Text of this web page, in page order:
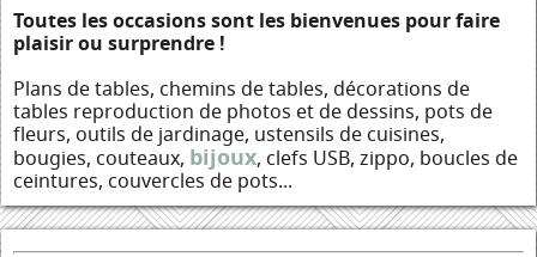
Toutes les occasions sont les bienvenues pour faire
plaisir ou surprendre !
Plans de tables, chemins de tables, décorations de
tables reproduction de photos et de dessins, pots de
fleurs, outils de jardinage, ustensils de cuisines,
bougies, couteaux, bijoux, clefs USB, zippo, boucles de
ceintures, couvercles de pots...